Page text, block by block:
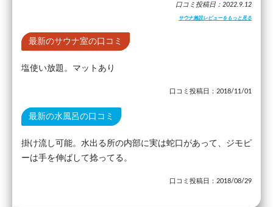
口コミ投稿日：2022.9.12
サウナ施設レビューをもっと見る
最新のサウナ室の口コミ
塩使い放題。マットあり
口コミ投稿日：2018/11/01
最新の水風呂の口コミ
掛け流し可能。水出る所の内部に実は蛇口があって、ジモピ
ーは手を伸ばして捻ってる。
口コミ投稿日：2018/08/29